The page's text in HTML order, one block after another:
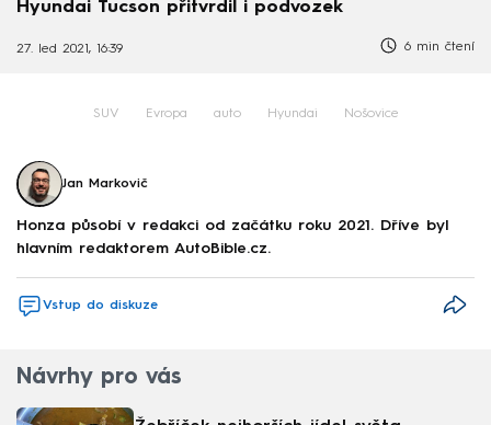
Hyundai Tucson přitvrdil i podvozek
27. led 2021, 16:39 6 min čtení
SUV Evropa auto Hyundai Nošovice
Jan Markovič
Honza působí v redakci od začátku roku 2021. Dříve byl
hlavním redaktorem AutoBible.cz.
Vstup do diskuze
Návrhy pro vás